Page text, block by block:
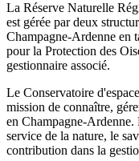
La Réserve Naturelle
est gérée par deux
Champagne-Ardenne en
pour la Protection des
gestionnaire associé.
Le Conservatoire
mission de connaître,
en Champagne-Ardenne.
service de la nature, le
contribution dans la